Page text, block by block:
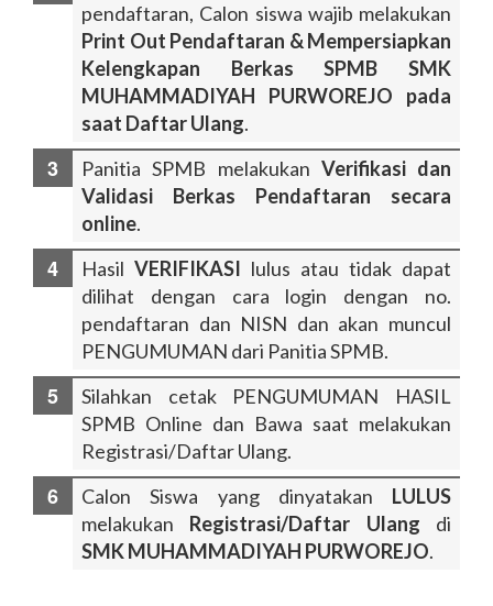
pendaftaran, Calon siswa wajib melakukan
Print Out Pendaftaran & Mempersiapkan
Kelengkapan Berkas SPMB SMK
MUHAMMADIYAH PURWOREJO pada
saat Daftar Ulang.
Panitia SPMB melakukan Verifikasi dan
Validasi Berkas Pendaftaran secara
online.
Hasil VERIFIKASI lulus atau tidak dapat
dilihat dengan cara login dengan no.
pendaftaran dan NISN dan akan muncul
PENGUMUMAN dari Panitia SPMB.
Silahkan cetak PENGUMUMAN HASIL
SPMB Online dan Bawa saat melakukan
Registrasi/Daftar Ulang.
Calon Siswa yang dinyatakan LULUS
melakukan Registrasi/Daftar Ulang di
SMK MUHAMMADIYAH PURWOREJO.